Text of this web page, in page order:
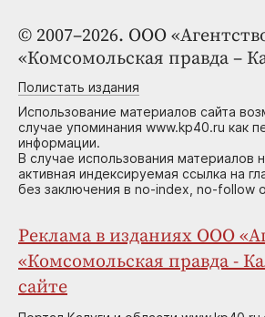
© 2007–2026. ООО
«Комсомольская правда –
Полистать издания
Использование материалов сайта
случае упоминания www.kp40.ru как
информации.
В случае использования материалов
активная индексируемая ссылка на
без заключения в no-index, no-follow
Реклама в изданиях ООО
«Комсомольская правда -
сайте